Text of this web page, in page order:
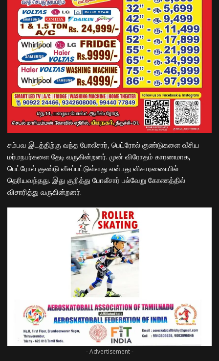
சம்பவ இடத்திற்கு வந்த போலீசார், பெட்ரோல் குண்டுகளை வீசிய
மர்மநபர்களை தேடி வருகின்றனர். முன் விரோதம் காரணமாக,
பெட்ரோல் குண்டு வீசப்பட்டுள்ளது என்பது விசாரணையில்
தெரியவந்தது. இது குறித்து போலீசார் பல்வேறு கோணத்தில்
விசாரித்து வருகின்றனர்.
- Advertisement -